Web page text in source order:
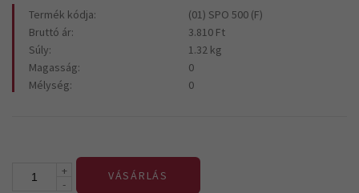
Termék kódja:
(01) SPO 500 (F)
Bruttó ár:
3.810 Ft
Súly:
1.32 kg
Magasság:
0
Mélység:
0
+
-
VÁSÁRLÁS